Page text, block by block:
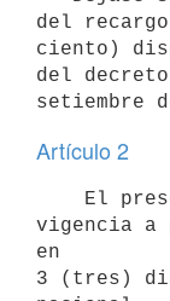
del
ciento)
del
Artículo 2
vigencia
en
3 (tres)